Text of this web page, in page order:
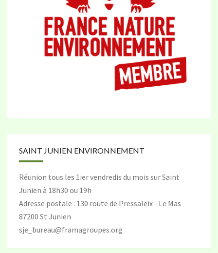
SAINT JUNIEN ENVIRONNEMENT
Réunion tous les 1ier vendredis du mois sur Saint
Junien à 18h30 ou 19h
Adresse postale : 130 route de Pressaleix - Le Mas
87200 St Junien
sje_bureau@framagroupes.org